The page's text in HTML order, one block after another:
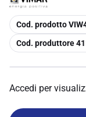
copia
Cod. prodotto
copia
Cod. produttore
Accedi per